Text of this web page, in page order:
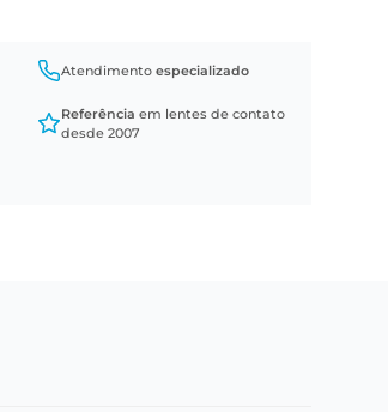
Atendimentoespecializado
Referência em lentes de contato
desde 2007